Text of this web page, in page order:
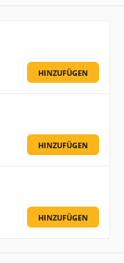
HINZUFÜGEN
HINZUFÜGEN
HINZUFÜGEN